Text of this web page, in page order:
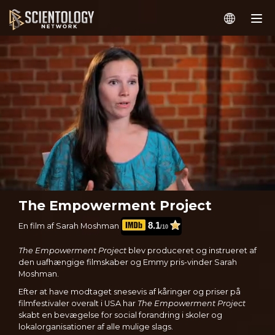
The Empowerment Project
En film af Sarah Moshman 8.1/10
The Empowerment Project blev produceret og instrueret af
den uafhængige filmskaber og Emmy pris-vinder Sarah
Moshman.
Efter at have modtaget snesevis af kåringer og priser på
filmfestivaler overalt i USA har The Empowerment Project
skabt en bevægelse for social forandring i skoler og
lokalorganisationer af alle mulige slags.